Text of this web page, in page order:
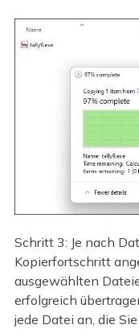
Schritt 3: Je nach
Kopierfortschritt
ausgewählten
erfolgreich
jede Datei an, die